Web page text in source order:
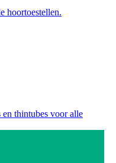
hoortoestellen.
en thintubes voor alle